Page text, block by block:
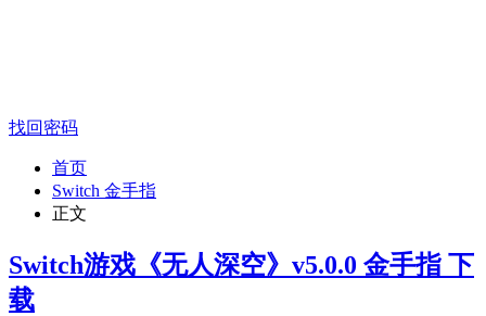
找回密码
首页
Switch 金手指
正文
Switch游戏《无人深空》v5.0.0 金手指 下
载